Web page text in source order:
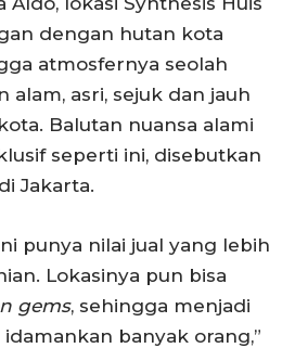
dengan hutan kota
atmosfernya seolah
alam, asri, sejuk dan jauh
Balutan nuansa alami
seperti ini, disebutkan
Jakarta.
punya nilai jual yang lebih
Lokasinya pun bisa
gems, sehingga menjadi
banyak orang,”